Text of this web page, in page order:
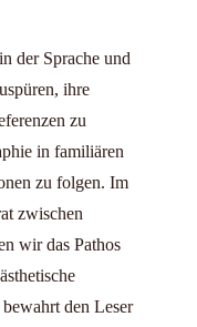
der Sprache und
ihre
zu
in familiären
zu folgen. Im
zwischen
wir das Pathos
den Leser